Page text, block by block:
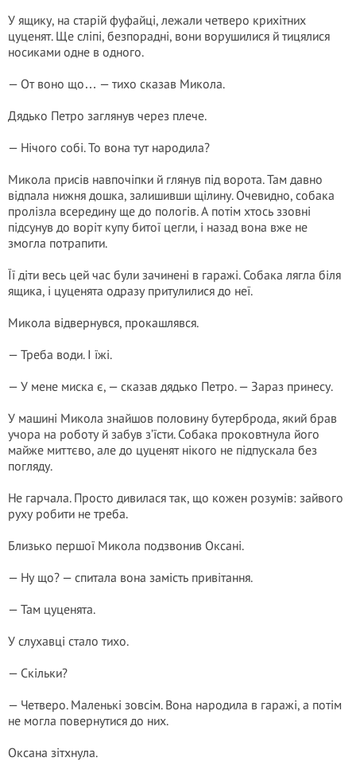
У ящику, на старій фуфайці, лежали четверо крихітних
цуценят. Ще сліпі, безпорадні, вони ворушилися й тицялися
носиками одне в одного.
— От воно що… — тихо сказав Микола.
Дядько Петро заглянув через плече.
— Нічого собі. То вона тут народила?
Микола присів навпочіпки й глянув під ворота. Там давно
відпала нижня дошка, залишивши щілину. Очевидно, собака
пролізла всередину ще до пологів. А потім хтось ззовні
підсунув до воріт купу битої цегли, і назад вона вже не
змогла потрапити.
Її діти весь цей час були зачинені в гаражі. Собака лягла біля
ящика, і цуценята одразу притулилися до неї.
Микола відвернувся, прокашлявся.
— Треба води. І їжі.
— У мене миска є, — сказав дядько Петро. — Зараз принесу.
У машині Микола знайшов половину бутерброда, який брав
учора на роботу й забув з’їсти. Собака проковтнула його
майже миттєво, але до цуценят нікого не підпускала без
погляду.
Не гарчала. Просто дивилася так, що кожен розумів: зайвого
руху робити не треба.
Близько першої Микола подзвонив Оксані.
— Ну що? — спитала вона замість привітання.
— Там цуценята.
У слухавці стало тихо.
— Скільки?
— Четверо. Маленькі зовсім. Вона народила в гаражі, а потім
не могла повернутися до них.
Оксана зітхнула.